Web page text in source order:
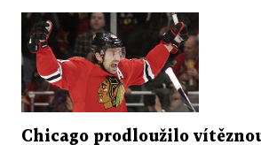
Chicago prodloužilo